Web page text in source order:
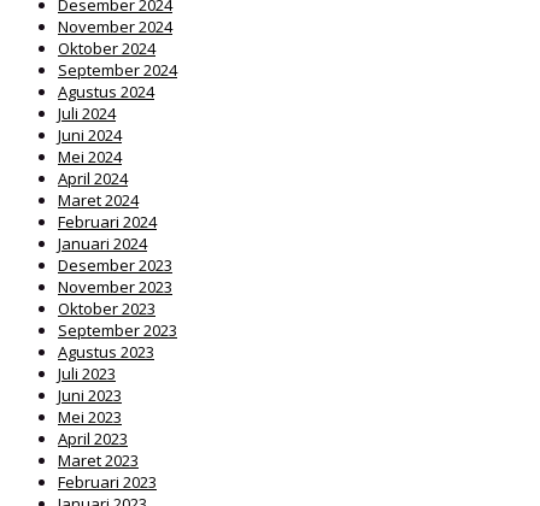
Desember 2024
November 2024
Oktober 2024
September 2024
Agustus 2024
Juli 2024
Juni 2024
Mei 2024
April 2024
Maret 2024
Februari 2024
Januari 2024
Desember 2023
November 2023
Oktober 2023
September 2023
Agustus 2023
Juli 2023
Juni 2023
Mei 2023
April 2023
Maret 2023
Februari 2023